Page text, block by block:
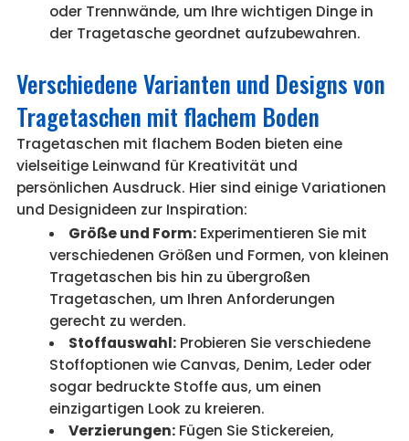
oder Trennwände, um Ihre wichtigen Dinge in
der Tragetasche geordnet aufzubewahren.
Verschiedene Varianten und Designs von
Tragetaschen mit flachem Boden
Tragetaschen mit flachem Boden bieten eine
vielseitige Leinwand für Kreativität und
persönlichen Ausdruck. Hier sind einige Variationen
und Designideen zur Inspiration:
Größe und Form: Experimentieren Sie mit
verschiedenen Größen und Formen, von kleinen
Tragetaschen bis hin zu übergroßen
Tragetaschen, um Ihren Anforderungen
gerecht zu werden.
Stoffauswahl: Probieren Sie verschiedene
Stoffoptionen wie Canvas, Denim, Leder oder
sogar bedruckte Stoffe aus, um einen
einzigartigen Look zu kreieren.
Verzierungen: Fügen Sie Stickereien,